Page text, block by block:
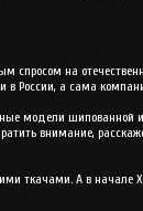
спросом на
в России, а сама
модели шипованной
внимание,
ткачами. А в